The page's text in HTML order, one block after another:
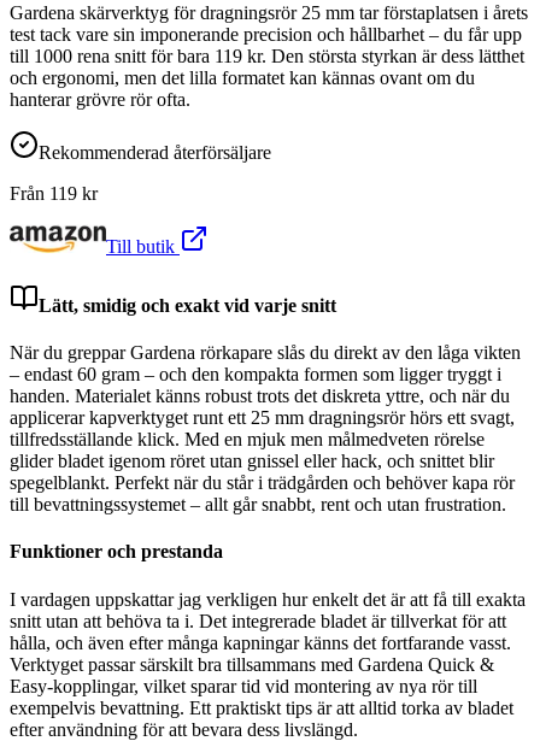
Gardena skärverktyg för dragningsrör 25 mm tar förstaplatsen i årets
test tack vare sin imponerande precision och hållbarhet – du får upp
till 1000 rena snitt för bara 119 kr. Den största styrkan är dess lätthet
och ergonomi, men det lilla formatet kan kännas ovant om du
hanterar grövre rör ofta.
Rekommenderad återförsäljare
Från 119 kr
Till butik
Lätt, smidig och exakt vid varje snitt
När du greppar Gardena rörkapare slås du direkt av den låga vikten
– endast 60 gram – och den kompakta formen som ligger tryggt i
handen. Materialet känns robust trots det diskreta yttre, och när du
applicerar kapverktyget runt ett 25 mm dragningsrör hörs ett svagt,
tillfredsställande klick. Med en mjuk men målmedveten rörelse
glider bladet igenom röret utan gnissel eller hack, och snittet blir
spegelblankt. Perfekt när du står i trädgården och behöver kapa rör
till bevattningssystemet – allt går snabbt, rent och utan frustration.
Funktioner och prestanda
I vardagen uppskattar jag verkligen hur enkelt det är att få till exakta
snitt utan att behöva ta i. Det integrerade bladet är tillverkat för att
hålla, och även efter många kapningar känns det fortfarande vasst.
Verktyget passar särskilt bra tillsammans med Gardena Quick &
Easy-kopplingar, vilket sparar tid vid montering av nya rör till
exempelvis bevattning. Ett praktiskt tips är att alltid torka av bladet
efter användning för att bevara dess livslängd.